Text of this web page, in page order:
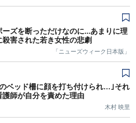
ーズを断っただけなのに...あまりに理
殺害された若き女性の悲劇
「ニューズウィーク日本版」
ベッド柵に顔を打ち付けられ…｣それ
護師が自分を責めた理由
木村 映里